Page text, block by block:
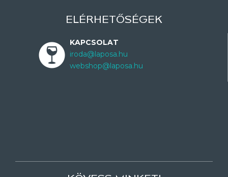
ELÉRHETŐSÉGEK
KAPCSOLAT
iroda@laposa.hu
webshop@laposa.hu